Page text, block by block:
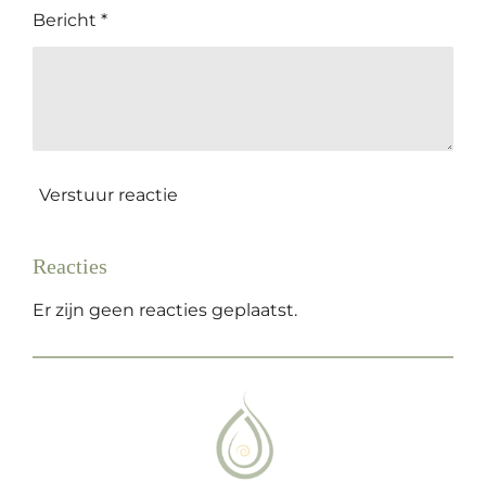
Bericht *
Verstuur reactie
Reacties
Er zijn geen reacties geplaatst.